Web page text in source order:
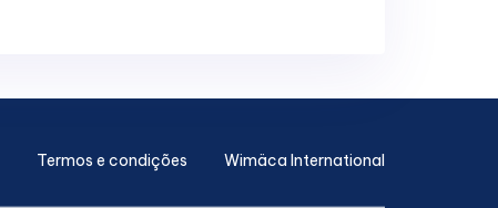
Termos e condições Wimäca International